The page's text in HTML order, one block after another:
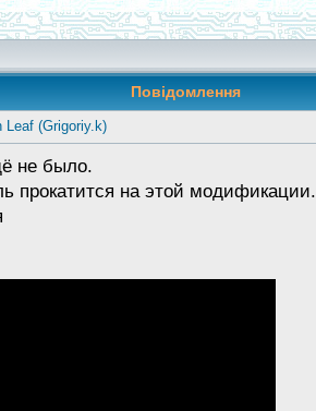
Повідомлення
Leaf (Grigoriy.k)
не было.
прокатится на этой модификации.